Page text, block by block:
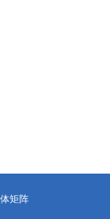
矩阵